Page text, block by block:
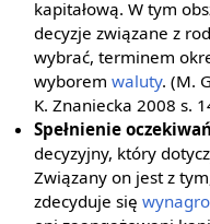
kapitałową. W tym
decyzje związane z
wybrać, terminem
wyboremwaluty. (M.
K. Znaniecka 2008 s.
Spełnienie
decyzyjny, który
Związany on jest z
zdecyduje się